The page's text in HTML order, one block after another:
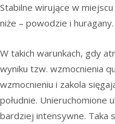
Stabilne wirujące w
niże – powodzie i huragany.
W takich warunkach, gdy
wyniku tzw. wzmocnienia
wzmocnieniu i zakola
południe. Unieruchomione
bardziej intensywne. Taka